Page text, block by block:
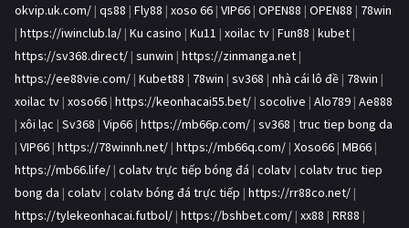
okvip.uk.com/ | qs88 | Fly88 | xoso 66 | VIP66 | OPEN88 | OPEN88 | 78win
| https://iwinclub.la/ | Ku casino | Ku11 | xoilac tv | Fun88 | kubet |
https://sv368.direct/ | sunwin | https://zinmanga.net |
https://ee88vie.com/ | Kubet88 | 78win | sv368 | nhà cái lô đề | 78win |
xoilac tv | xoso66 | https://keonhacai55.bet/ | socolive | Alo789 | Ae888
| xôi lạc | Sv368 | Vip66 | https://mb66p.com/ | sv368 | truc tiep bong da
| VIP66 | https://78winnh.net/ | https://mb66q.com/ | Xoso66 | MB66 |
https://mb66.life/ | colatv trực tiếp bóng đá | colatv | colatv truc tiep
bong da | colatv | colatv bóng đá trực tiếp | https://rr88co.net/ |
https://tylekeonhacai.futbol/ | https://bshbet.com/ | xx88 | RR88 |